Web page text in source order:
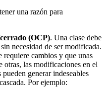
una razón para
(OCP). Una clase debe
necesidad de ser modificada.
requiere cambios y que unas
otras, las modificaciones en el
generar indeseables
Por ejemplo: